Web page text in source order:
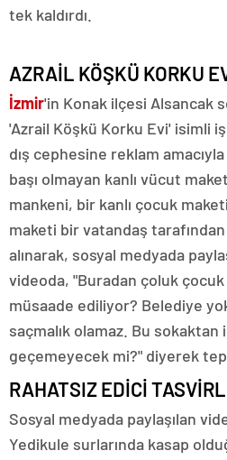
tek kaldırdı.
AZRAİL KÖŞKÜ KORKU
İzmir'in Konak ilçesi Alsancak
'Azrail Köşkü Korku Evi' isimli
dış cephesine reklam
başı olmayan kanlı vücut
mankeni, bir kanlı çocuk
maketi bir vatandaş
alınarak, sosyal medyada
videoda, "Buradan çoluk çocuk
müsaade ediliyor? Belediye
saçmalık olamaz. Bu
geçemeyecek mi?" diyerek
RAHATSIZ EDİCİ
Sosyal medyada paylaşılan
Yedikule surlarında kasap